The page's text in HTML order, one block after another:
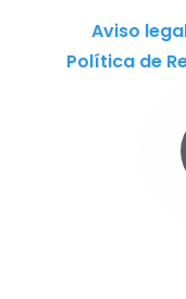
Aviso
Política de